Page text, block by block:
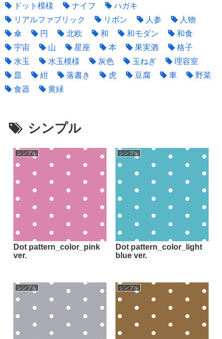
ドット模様
ナイフ
ハガキ
リアルファブリック
リボン 人参
人物
傘
円 北欧 和 和モダン
和食
宇宙
山 星座 本 果実酒
格子
水玉
水玉模様 灰色 玉ねぎ
理容室
皿
紺 落書き 虎 豆腐 車
野菜
食器
黄緑
シンプル
シンプル
Dot pattern_color_pink
ver.
シンプル
Dot pattern_color_light
blue ver.
シンプル シンプル